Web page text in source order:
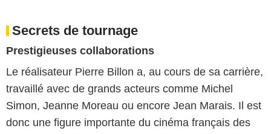
Secrets de tournage
Prestigieuses collaborations
Le réalisateur Pierre Billon a, au cours de sa carrière,
travaillé avec de grands acteurs comme Michel
Simon, Jeanne Moreau ou encore Jean Marais. Il est
donc une figure importante du cinéma français des